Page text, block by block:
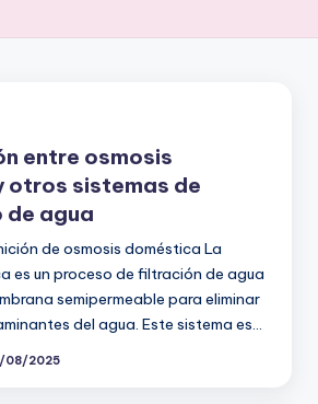
entre osmosis
otros sistemas de
agua
de osmosis doméstica La
es un proceso de filtración de agua
semipermeable para eliminar
del agua. Este sistema es…
08/2025